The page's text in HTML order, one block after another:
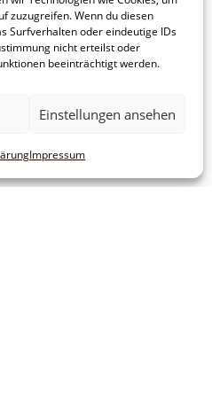
zuzugreifen. Wenn du diesen
Surfverhalten oder eindeutige IDs
nicht erteilst oder
beeinträchtigt werden.
Einstellungen ansehen
Impressum